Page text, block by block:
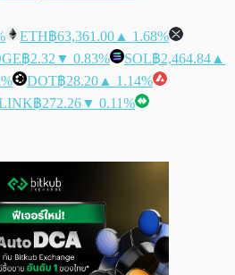
ETH฿63,361.00 ▲ 1.68%
฿2.32 ▼ 0.83% SOL฿2,464.84 ▲
DOT฿28.20 ▲ 1.14%
฿272.26▼ 0.11%